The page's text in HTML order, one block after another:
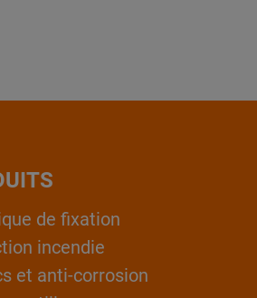
de fixation
incendie
et anti-corrosion